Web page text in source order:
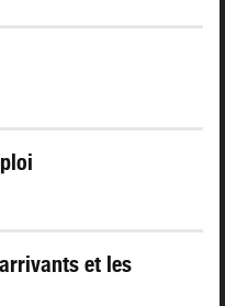
et les